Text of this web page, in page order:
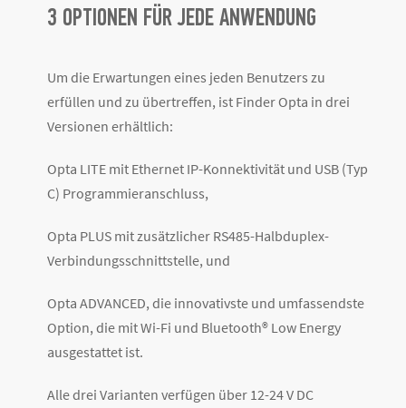
3 OPTIONEN FÜR JEDE ANWENDUNG
Um die Erwartungen eines jeden Benutzers zu
erfüllen und zu übertreffen, ist Finder Opta in drei
Versionen erhältlich:
Opta LITE mit Ethernet IP-Konnektivität und USB (Typ
C) Programmieranschluss,
Opta PLUS mit zusätzlicher RS485-Halbduplex-
Verbindungsschnittstelle, und
Opta ADVANCED, die innovativste und umfassendste
Option, die mit Wi-Fi und Bluetooth® Low Energy
ausgestattet ist.
Alle drei Varianten verfügen über 12-24 V DC